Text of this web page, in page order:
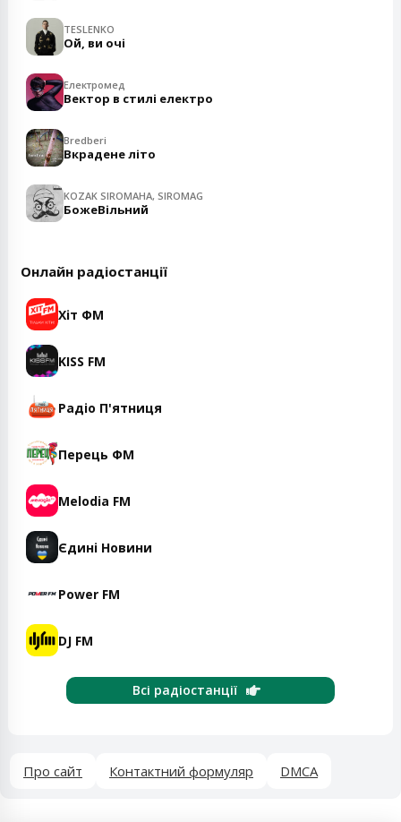
TESLENKO
Ой, ви очі
Електромед
Вектор в стилі електро
Bredberi
Вкрадене літо
KOZAK SIROMAHA, SIROMAG
БожеВільний
Онлайн радіостанції
Хіт ФМ
KISS FM
Радіо П'ятниця
Перець ФМ
Melodia FM
Єдині Новини
Power FM
DJ FM
Всі радіостанції
Про сайт Контактний формуляр DMCA